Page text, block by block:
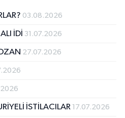
03.08.2026
İDİ 31.07.2026
27.07.2026
İSTİLACILAR 17.07.2026